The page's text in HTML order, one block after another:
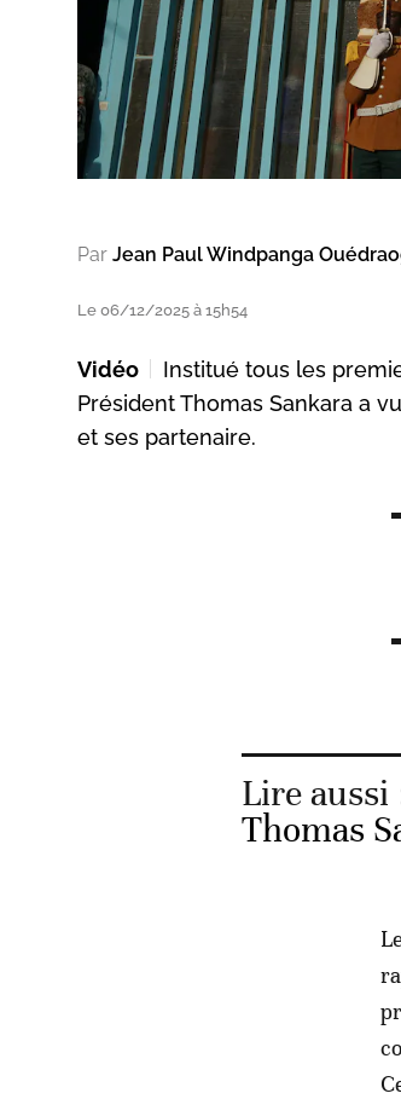
Par Jean Paul Windpanga
Le 06/12/2025 à 15h54
Vidéo
Institué tous les
Président Thomas Sankara a
et ses partenaire.
Lire aussi
Thomas